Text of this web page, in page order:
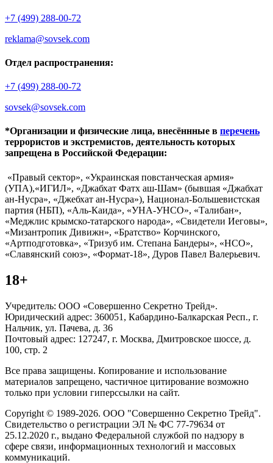
+7 (499) 288-00-72
reklama@sovsek.com
Отдел распространения:
+7 (499) 288-00-72
sovsek@sovsek.com
*Организации и физические лица, внесённные в перечень
террористов и экстремистов, деятельность которых
запрещена в Российской Федерации:
«Правый сектор», «Украинская повстанческая армия»
(УПА),«ИГИЛ», «Джабхат Фатх аш-Шам» (бывшая «Джабхат
ан-Нусра», «Джебхат ан-Нусра»), Национал-Большевистская
партия (НБП), «Аль-Каида», «УНА-УНСО», «Талибан»,
«Меджлис крымско-татарского народа», «Свидетели Иеговы»,
«Мизантропик Дивижн», «Братство» Корчинского,
«Артподготовка», «Тризуб им. Степана Бандеры», «НСО»,
«Славянский союз», «Формат-18», Дуров Павел Валерьевич.
18+
Учредитель: ООО «Совершенно Секретно Трейд».
Юридический адрес: 360051, Кабардино-Балкарская Респ., г.
Нальчик, ул. Пачева, д. 36
Почтовый адрес: 127247, г. Москва, Дмитровское шоссе, д.
100, стр. 2
Все права защищены. Копирование и использование
материалов запрещено, частичное цитирование возможно
только при условии гиперссылки на сайт.
Copyright © 1989-2026. ООО "Совершенно Секретно Трейд".
Свидетельство о регистрации ЭЛ № ФС 77-79634 от
25.12.2020 г., выдано Федеральной службой по надзору в
сфере связи, информационных технологий и массовых
коммуникаций.